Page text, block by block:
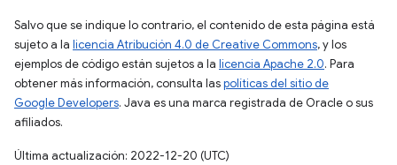
Salvo que se indique lo contrario, el contenido de esta página está
sujeto a la licencia Atribución 4.0 de Creative Commons, y los
ejemplos de código están sujetos a la licencia Apache 2.0. Para
obtener más información, consulta laspolíticas del sitio de
Google Developers. Java es una marca registrada de Oracle o sus
afiliados.
Última actualización: 2022-12-20 (UTC)